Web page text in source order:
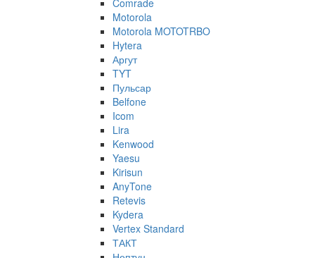
Motorola
Motorola MOTOTRBO
Hytera
Аргут
TYT
Пульсар
Belfone
Icom
Lira
Kenwood
Yaesu
Kirisun
AnyTone
Retevis
Kydera
Vertex Standard
ТАКТ